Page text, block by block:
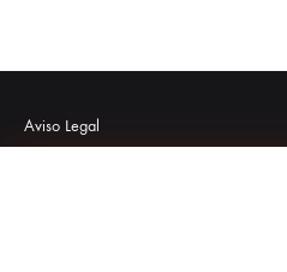
Aviso Legal